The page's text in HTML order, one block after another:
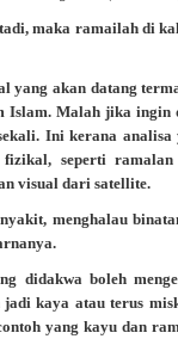
maka ramailah di
akan datang
Islam. Malah jika ingin
Ini kerana
seperti
visual dari satellite.
menghalau
didakwa boleh
kaya atau terus
yang kayu dan